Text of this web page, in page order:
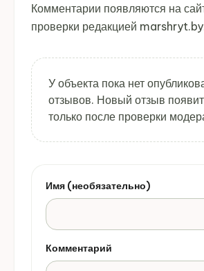
Комментарии появляются на
проверки редакцией
У объекта пока нет
отзывов. Новый отзыв
только после проверки
Имя (необязательно)
Комментарий